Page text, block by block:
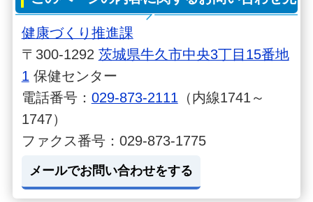
健康づくり推進課
〒300-1292 茨城県牛久市中央3丁目15番地
1 保健センター
電話番号： 029-873-2111 （内線1741～
1747）
ファクス番号：029-873-1775
メールでお問い合わせをする